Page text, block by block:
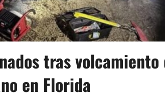
tras
en Florida